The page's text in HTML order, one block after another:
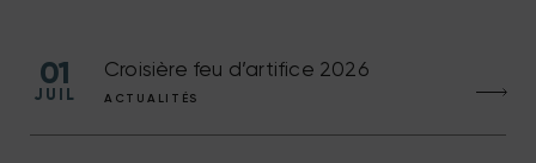
01
JUIL
Croisière feu d’artifice 2026
ACTUALITÉS